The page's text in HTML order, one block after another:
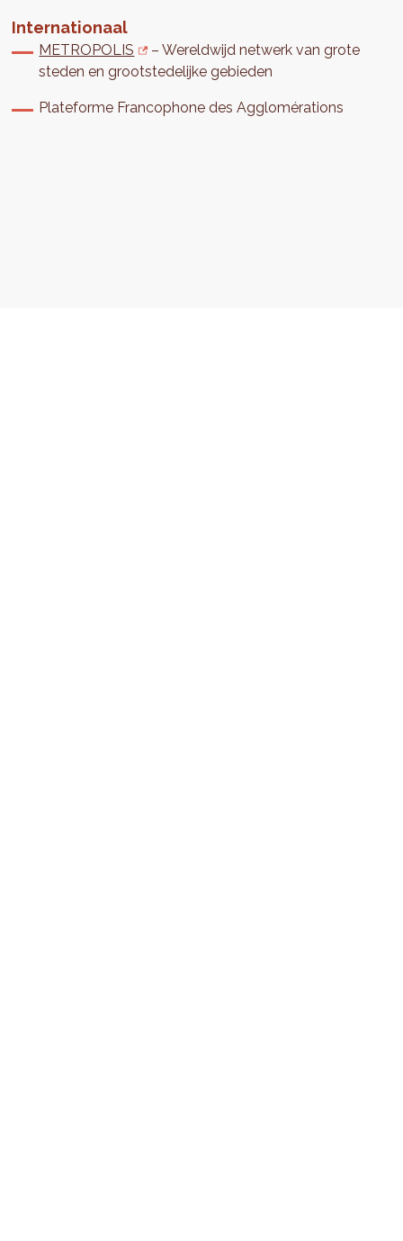
Internationaal
METROPOLIS
– Wereldwijd netwerk van grote
steden en grootstedelijke gebieden
Plateforme Francophone des Agglomérations